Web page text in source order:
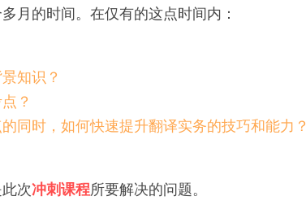
月的时间。在仅有的这点时间内：
知识？
？
同时，如何快速提升翻译实务的技巧和能力？
次冲刺课程所要解决的问题。